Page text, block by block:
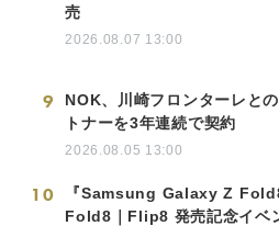
売
2026.08.07 13:00
9
NOK、川崎フロンターレと
トナーを3年連続で契約
2026.08.05 13:00
10
『Samsung Galaxy Z
Fold8｜Flip8 発売記念イベ